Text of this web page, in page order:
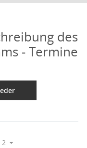
des
- Termine
2